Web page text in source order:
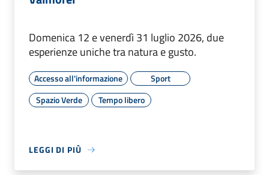
Domenica 12 e venerdì 31 luglio 2026, due
esperienze uniche tra natura e gusto.
Accesso all'informazione
Sport
Spazio Verde
Tempo libero
LEGGI DI PIÙ